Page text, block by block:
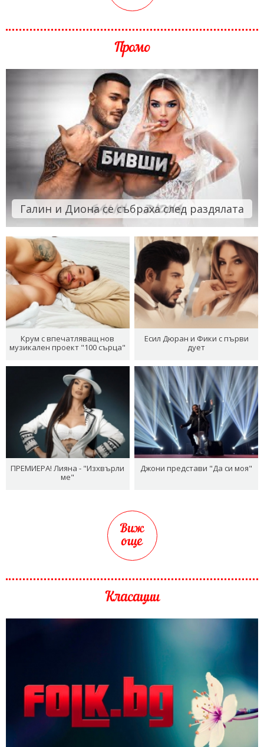
Промо
Галин и Диона се събраха след раздялата
Крум с впечатляващ нов
музикален проект "100 сърца"
Есил Дюран и Фики с първи
дует
ПРЕМИЕРА! Лияна - "Изхвърли
ме"
Джони представи "Да си моя"
Виж
още
Класации